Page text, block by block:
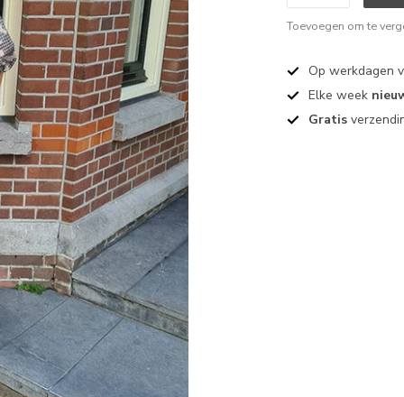
Toevoegen om te
Op werkdagen
Elke week
Gratis